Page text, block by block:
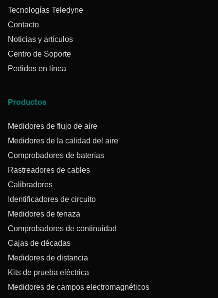
Tecnologías Teledyne
Contacto
Noticias y artículos
Centro de Soporte
Pedidos en línea
Productos
Medidores de flujo de aire
Medidores de la calidad del aire
Comprobadores de baterías
Rastreadores de cables
Calibradores
Identificadores de circuito
Medidores de tenaza
Comprobadores de continuidad
Cajas de décadas
Medidores de distancia
Kits de prueba eléctrica
Medidores de campos electromagnéticos